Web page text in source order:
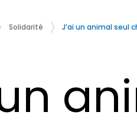
Solidarité J’ai un animal seul